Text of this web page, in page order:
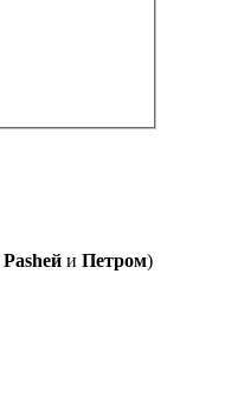
Pasheй и Петром)